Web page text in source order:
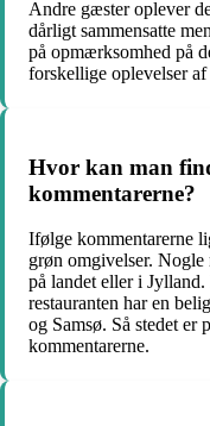
Andre gæster oplever
dårligt sammensatte
på opmærksomhed på
forskellige oplevelser
Hvor kan man
kommentarerne?
Ifølge kommentarerne
grøn omgivelser.
på landet eller i
restauranten har en
og Samsø. Så stedet er
kommentarerne.